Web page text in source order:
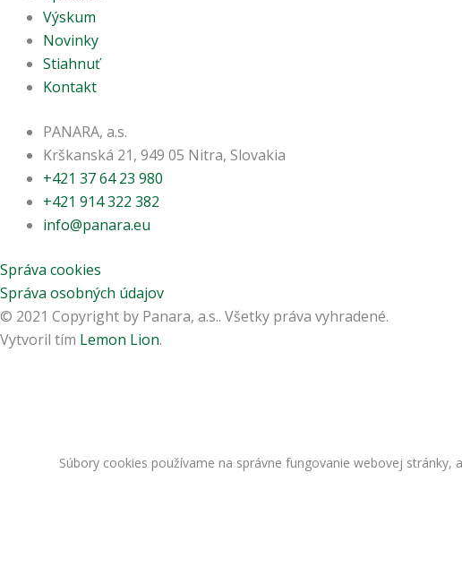
Výskum
Novinky
Stiahnuť
Kontakt
PANARA, a.s.
Krškanská 21, 949 05 Nitra, Slovakia
+421 37 64 23 980
+421 914 322 382
info@panara.eu
Správa cookies
Správa osobných údajov
© 2021 Copyright by Panara, a.s.. Všetky práva vyhradené.
Vytvoril tím Lemon Lion.
Súbory cookies používame na správne fungovanie webovej